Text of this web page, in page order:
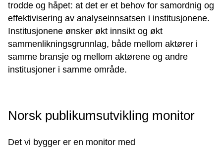
trodde og håpet: at det er et behov for samordnig og
effektivisering av analyseinnsatsen i institusjonene.
Institusjonene ønsker økt innsikt og økt
sammenlikningsgrunnlag, både mellom aktører i
samme bransje og mellom aktørene og andre
institusjoner i samme område.
Norsk publikumsutvikling monitor
Det vi bygger er en monitor med